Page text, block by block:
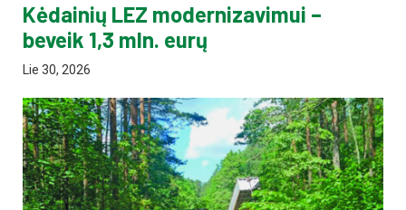
Kėdainių LEZ modernizavimui –
beveik 1,3 mln. eurų
Lie 30, 2026